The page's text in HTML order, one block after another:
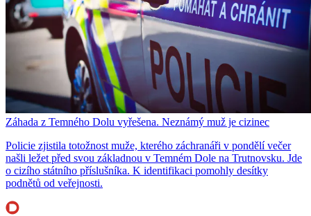
Záhada z Temného Dolu vyřešena. Neznámý muž je cizinec
Policie zjistila totožnost muže, kterého záchranáři v pondělí večer
našli ležet před svou základnou v Temném Dole na Trutnovsku. Jde
o cizího státního příslušníka. K identifikaci pomohly desítky
podnětů od veřejnosti.